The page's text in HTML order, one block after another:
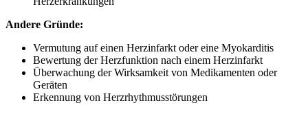
Andere Gründe:
Vermutung auf einen Herzinfarkt oder eine Myokarditis
Bewertung der Herzfunktion nach einem Herzinfarkt
Überwachung der Wirksamkeit von Medikamenten oder
Geräten
Erkennung von Herzrhythmusstörungen